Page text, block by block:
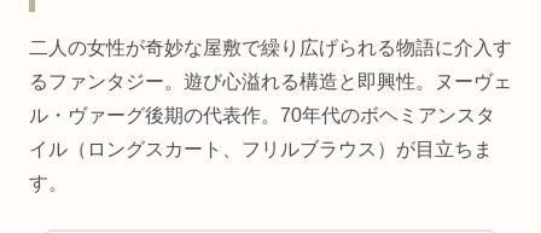
二人の女性が奇妙な屋敷で繰り広げられる物語に介入す
るファンタジー。遊び心溢れる構造と即興性。ヌーヴェ
ル・ヴァーグ後期の代表作。70年代のボヘミアンスタ
イル（ロングスカート、フリルブラウス）が目立ちま
す。